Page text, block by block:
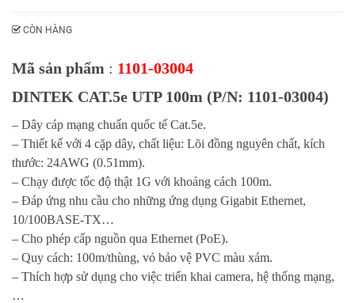
CÒN HÀNG
Mã sản phẩm : 1101-03004
DINTEK CAT.5e UTP 100m (P/N: 1101-03004)
– Dây cáp mạng chuẩn quốc tế Cat.5e.
– Thiết kế với 4 cặp dây, chất liệu: Lõi đồng nguyên chất, kích
thước: 24AWG (0.51mm).
– Chạy được tốc độ thật 1G với khoảng cách 100m.
– Đáp ứng nhu cầu cho những ứng dụng Gigabit Ethernet,
10/100BASE-TX…
– Cho phép cấp nguồn qua Ethernet (PoE).
– Quy cách: 100m/thùng, vỏ bảo vệ PVC màu xám.
– Thích hợp sử dụng cho việc triển khai camera, hệ thống mạng,
…